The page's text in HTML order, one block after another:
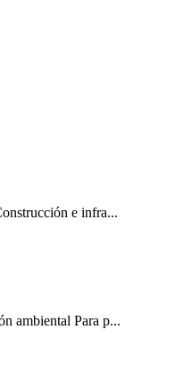
e infra...
ambiental Para p...